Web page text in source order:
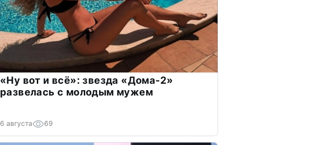
«Ну вот и всё»: звезда «Дома-2»
развелась с молодым мужем
6 августа 69